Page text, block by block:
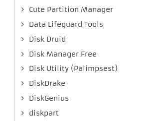
Cute Partition Manager
Data Lifeguard Tools
Disk Druid
Disk Manager Free
Disk Utility (Palimpsest)
DiskDrake
DiskGenius
diskpart